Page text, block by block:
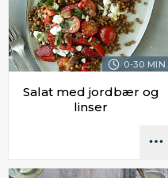
0-30 MIN.
Salat med jordbær og
linser